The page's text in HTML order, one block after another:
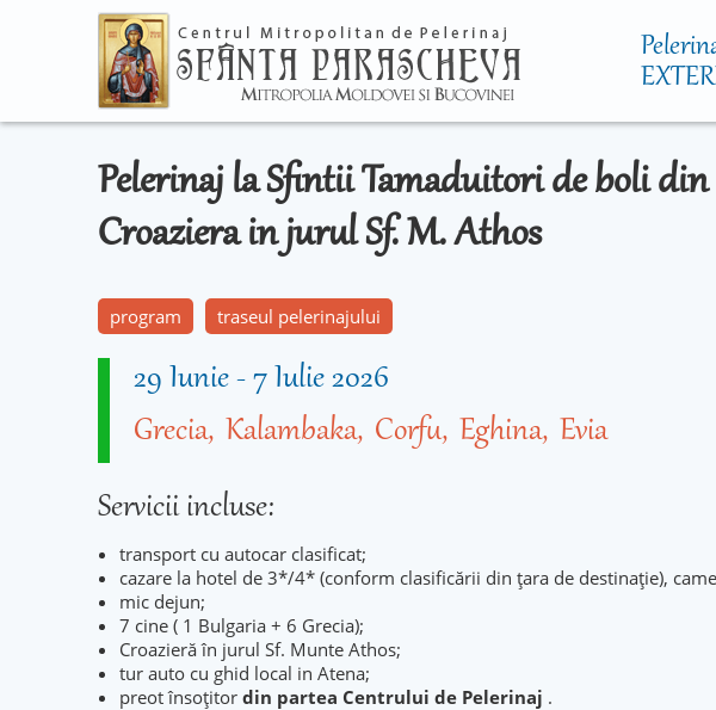
Pelerinaj la Sfintii Tamaduitori de boli
Croaziera in jurul Sf. M. Athos
program traseul pelerinajului
29 Iunie-7 Iulie 2026
Grecia Kalambaka Corfu Eghina Evia
Servicii incluse:
transport cu autocar clasificat;
cazare la hotel de 3*/4* (conform clasificării din țara de destinație),
mic dejun;
7 cine ( 1 Bulgaria + 6 Grecia);
Croazieră în jurul Sf. Munte Athos;
tur auto cu ghid local in Atena;
preot însoțitor din partea Centrului de Pelerinaj .